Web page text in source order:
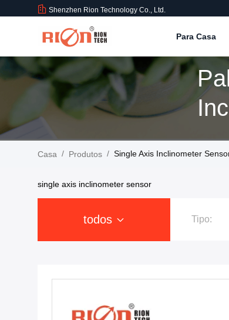
Shenzhen Rion Technology Co., Ltd.
Para Casa
Casa / Produtos / Single Axis Inclinometer
single axis inclinometer sensor
todos Tipo:
Inclinômetro do sensor da